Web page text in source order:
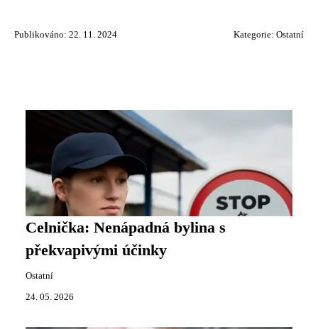
Publikováno: 22. 11. 2024 Kategorie: Ostatní
Celnička: Nenápadná bylina s
překvapivými účinky
Ostatní
24. 05. 2026